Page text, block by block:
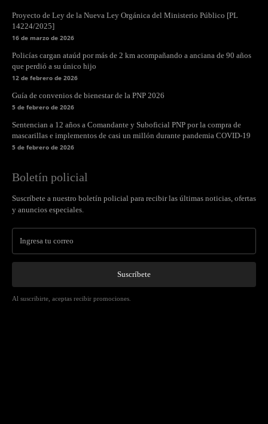
Proyecto de Ley de la Nueva Ley Orgánica del Ministerio Público [PL
14224/2025]
16 de marzo de 2026
Policías cargan ataúd por más de 2 km acompañando a anciana de 90 años
que perdió a su único hijo
12 de febrero de 2026
Guía de convenios de bienestar de la PNP 2026
5 de febrero de 2026
Sentencian a 12 años a Comandante y Suboficial PNP por la compra de
mascarillas e implementos de casi un millón durante pandemia COVID-19
5 de febrero de 2026
Boletín policial
Suscríbete a nuestro boletín policial para recibir las últimas noticias, ofertas
y anuncios especiales.
Suscríbete
Al suscribirte, aceptas recibir promociones.